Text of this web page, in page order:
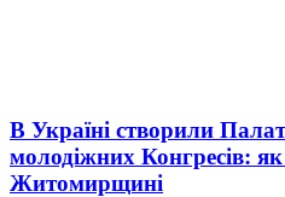
В Україні створили
молодіжних Конгресів:
Житомирщині